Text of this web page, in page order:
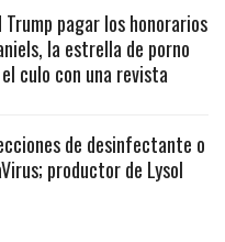
Trump pagar los honorarios
la estrella de porno
culo con una revista
de desinfectante o
productor de Lysol